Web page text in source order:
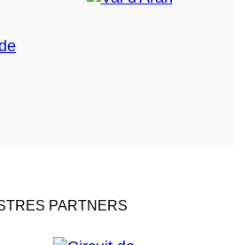
PARTNERS